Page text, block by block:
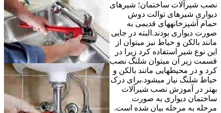
نصب شیرآلات ساختمان؛ شیرهای
دیواری شیرهای توالت دوش
حمام آشپزخانههای قدیمی به
صورت دیواری بودند.البته در جایی
مانند بالکن و حیاط نیز میتوان از
این نوع شیر استفاده کرد زیرا در
قسمت زیر آن میتوان شلنگ نصب
کرد و در محیطهایی مانند بالکن و
حیاط شلنگ نیاز میشود.برای درک
بهتر در آموزش نصب شیرآلات
ساختمان دیواری به صورت
مرحله به مرحله بیان شده است.